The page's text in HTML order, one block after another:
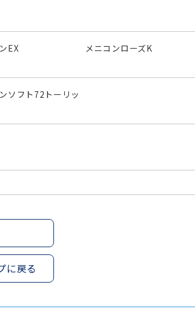
EX
メニコンローズK
ソフト72トーリッ
に戻る